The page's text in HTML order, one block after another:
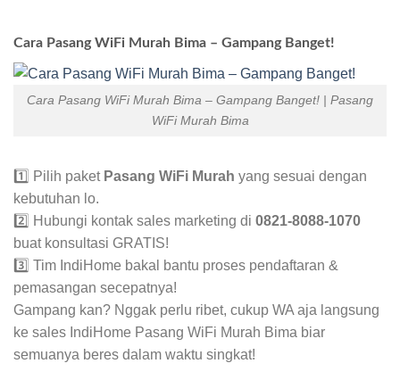
Cara Pasang WiFi Murah Bima – Gampang Banget!
Cara Pasang WiFi Murah Bima – Gampang Banget! | Pasang
WiFi Murah Bima
1️⃣ Pilih paket Pasang WiFi Murah yang sesuai dengan
kebutuhan lo.
2️⃣ Hubungi kontak sales marketing di 0821-8088-1070
buat konsultasi GRATIS!
3️⃣ Tim IndiHome bakal bantu proses pendaftaran &
pemasangan secepatnya!
Gampang kan? Nggak perlu ribet, cukup WA aja langsung
ke sales IndiHome Pasang WiFi Murah Bima biar
semuanya beres dalam waktu singkat!